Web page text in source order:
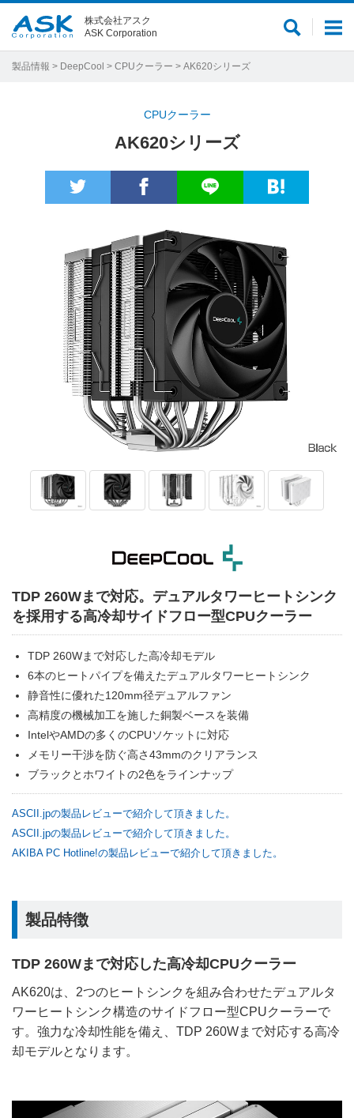
メ
サ
株式会社アスク
ASK Corporation
製品情報 > DeepCool > CPUクーラー > AK620シリーズ
CPUクーラー
AK620シリーズ
TDP 260Wまで対応。デュアルタワーヒートシンク
を採用する高冷却サイドフロー型CPUクーラー
TDP 260Wまで対応した高冷却モデル
6本のヒートパイプを備えたデュアルタワーヒートシンク
静音性に優れた120mm径デュアルファン
高精度の機械加工を施した銅製ベースを装備
IntelやAMDの多くのCPUソケットに対応
メモリー干渉を防ぐ高さ43mmのクリアランス
ブラックとホワイトの2色をラインナップ
ASCII.jpの製品レビューで紹介して頂きました。
ASCII.jpの製品レビューで紹介して頂きました。
AKIBA PC Hotline!の製品レビューで紹介して頂きました。
製品特徴
TDP 260Wまで対応した高冷却CPUクーラー
AK620は、2つのヒートシンクを組み合わせたデュアルタ
ワーヒートシンク構造のサイドフロー型CPUクーラーで
す。強力な冷却性能を備え、TDP 260Wまで対応する高冷
却モデルとなります。